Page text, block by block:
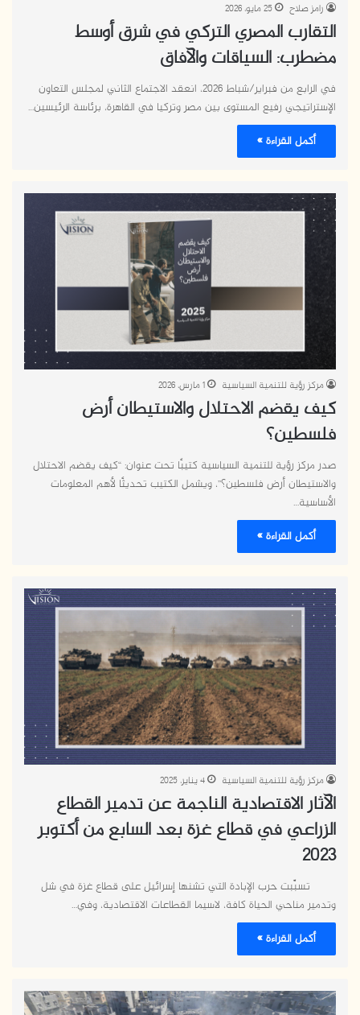
رامز صلاح 25 مايو، 2026
التقارب المصري التركي في شرق أوسط
مضطرب: السياقات والآفاق
في الرابع من فبراير/شباط 2026، انعقد الاجتماع الثاني لمجلس التعاون
الإستراتيجي رفيع المستوى بين مصر وتركيا في القاهرة، برئاسة الرئيسين…
أكمل القراءة »
مركز رؤية للتنمية السياسية 1 مارس، 2026
كيف يقضم الاحتلال والاستيطان أرض
فلسطين؟
صدر مركز رؤية للتنمية السياسية كتيبًا تحت عنوان: “كيف يقضم الاحتلال
والاستيطان أرض فلسطين؟”، ويشمل الكتيب تحديثًا لأهم المعلومات
الأساسية…
أكمل القراءة »
مركز رؤية للتنمية السياسية 4 يناير، 2025
الآثار الاقتصادية الناجمة عن تدمير القطاع
الزراعي في قطاع غزة بعد السابع من أكتوبر
2023
تسبَّبت حرب الإبادة التي تشنها إسرائيل على قطاع غزة في شل
وتدمير مناحي الحياة كافة، لاسيما القطاعات الاقتصادية، وفي…
أكمل القراءة »